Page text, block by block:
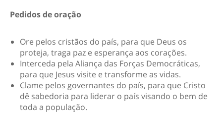
Pedidos de oração
Ore pelos cristãos do país, para que Deus os
proteja, traga paz e esperança aos corações.
Interceda pela Aliança das Forças Democráticas,
para que Jesus visite e transforme as vidas.
Clame pelos governantes do país, para que Cristo
dê sabedoria para liderar o país visando o bem de
toda a população.